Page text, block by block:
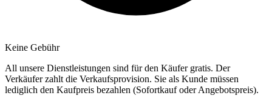
Keine Gebühr
All unsere Dienstleistungen sind für den Käufer gratis. Der
Verkäufer zahlt die Verkaufsprovision. Sie als Kunde müssen
lediglich den Kaufpreis bezahlen (Sofortkauf oder Angebotspreis).